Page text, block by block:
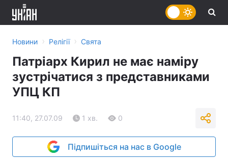
Новини › Релігії › Свята
Патріарх Кирил не має наміру
зустрічатися з представниками
УПЦ КП
11:40, 27.07.09 1 хв. 0
Підпишіться на нас в Google